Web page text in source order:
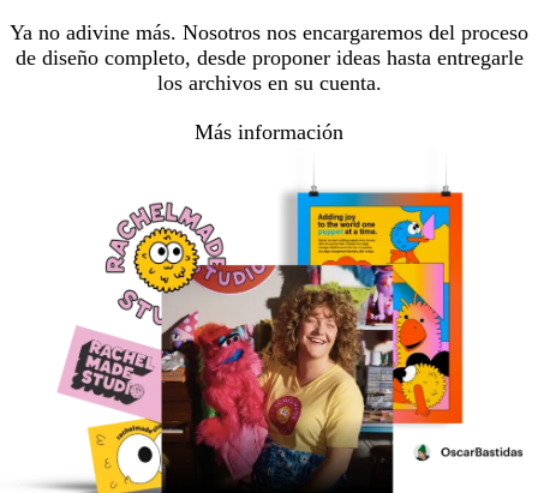
Ya no adivine más. Nosotros nos encargaremos del proceso
de diseño completo, desde proponer ideas hasta entregarle
los archivos en su cuenta.
Más información